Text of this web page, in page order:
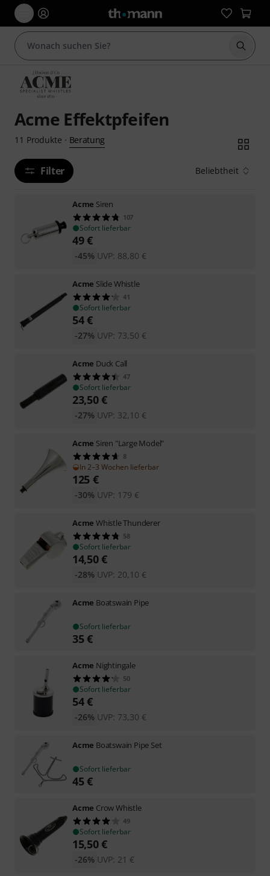
Suche
Acme Effektpfeifen
11 Produkte · Beratung
Filter Beliebtheit
Acme Siren
107
Sofort lieferbar
49€
UVP: 88,80 €
-45%
Acme Slide Whistle
41
Sofort lieferbar
54€
UVP: 73,50 €
-27%
Acme Duck Call
47
Sofort lieferbar
23,50€
UVP: 32,10 €
-27%
Acme Siren "Large Model"
8
In 2–3 Wochen lieferbar
125 €
UVP: 179 €
-30%
Acme Whistle Thunderer
58
Sofort lieferbar
14,50€
UVP: 20,10 €
-28%
Acme Boatswain Pipe
Sofort lieferbar
35€
Acme Nightingale
50
Sofort lieferbar
54€
UVP: 73,30 €
-26%
Acme Boatswain Pipe Set
Sofort lieferbar
45€
Acme Crow Whistle
49
Sofort lieferbar
15,50€
UVP: 21 €
-26%